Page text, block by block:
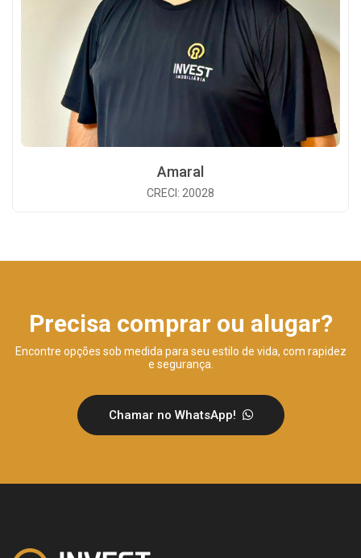
Amaral
CRECI: 20028
Precisa comprar ou alugar?
Encontre opções sob medida para seu estilo de vida, com rapidez
e segurança.
Chamar no WhatsApp!